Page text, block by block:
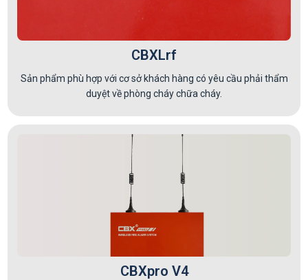
CBXLrf
Sản phẩm phù hợp với cơ sở khách hàng có yêu cầu phải thẩm
duyệt về phòng cháy chữa cháy.
CBXpro V4